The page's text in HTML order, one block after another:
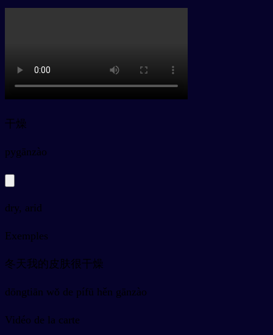
干燥
pygānzào
dry, arid
Exemples
冬天我的皮肤很干燥
dōngtiān wǒ de pífū hěn gānzào
Vidéo de la carte